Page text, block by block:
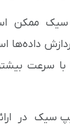
ممکن
داده‌ها
با سرعت
سیک در